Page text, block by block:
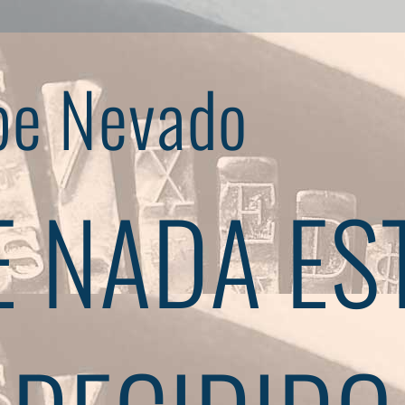
Nevado
NADA